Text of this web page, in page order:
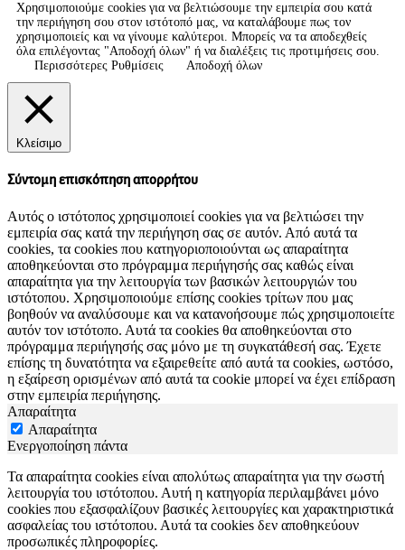
Χρησιμοποιούμε cookies για να βελτιώσουμε την εμπειρία σου κατά
την περιήγηση σου στον ιστότοπό μας, να καταλάβουμε πως τον
χρησιμοποιείς και να γίνουμε καλύτεροι. Μπορείς να τα αποδεχθείς
όλα επιλέγοντας "Αποδοχή όλων" ή να διαλέξεις τις προτιμήσεις σου.
Περισσότερες Ρυθμίσεις
Αποδοχή όλων
Κλείσιμο
Σύντομη επισκόπηση απορρήτου
Αυτός ο ιστότοπος χρησιμοποιεί cookies για να βελτιώσει την
εμπειρία σας κατά την περιήγηση σας σε αυτόν. Από αυτά τα
cookies, τα cookies που κατηγοριοποιούνται ως απαραίτητα
αποθηκεύονται στο πρόγραμμα περιήγησής σας καθώς είναι
απαραίτητα για την λειτουργία των βασικών λειτουργιών του
ιστότοπου. Χρησιμοποιούμε επίσης cookies τρίτων που μας
βοηθούν να αναλύσουμε και να κατανοήσουμε πώς χρησιμοποιείτε
αυτόν τον ιστότοπο. Αυτά τα cookies θα αποθηκεύονται στο
πρόγραμμα περιήγησής σας μόνο με τη συγκατάθεσή σας. Έχετε
επίσης τη δυνατότητα να εξαιρεθείτε από αυτά τα cookies, ωστόσο,
η εξαίρεση ορισμένων από αυτά τα cookie μπορεί να έχει επίδραση
στην εμπειρία περιήγησης.
Απαραίτητα
Απαραίτητα
Ενεργοποίηση πάντα
Τα απαραίτητα cookies είναι απολύτως απαραίτητα για την σωστή
λειτουργία του ιστότοπου. Αυτή η κατηγορία περιλαμβάνει μόνο
cookies που εξασφαλίζουν βασικές λειτουργίες και χαρακτηριστικά
ασφαλείας του ιστότοπου. Αυτά τα cookies δεν αποθηκεύουν
προσωπικές πληροφορίες.